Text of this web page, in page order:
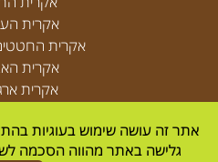
אקרית
אקרית
אקרית
אקרית
אתר זה עושה שימוש בעוגיות
גלישה באתר מהווה הסכמה